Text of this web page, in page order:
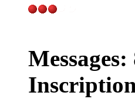
Messages: